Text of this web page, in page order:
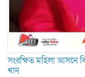
সংরক্ষিত মহিলা আসনে
খান